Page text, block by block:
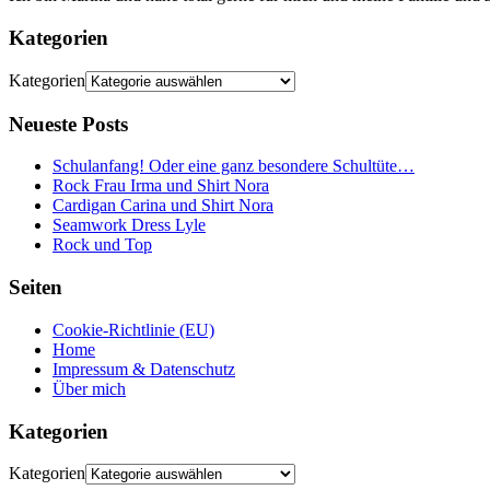
Kategorien
Kategorien
Neueste Posts
Schulanfang! Oder eine ganz besondere Schultüte…
Rock Frau Irma und Shirt Nora
Cardigan Carina und Shirt Nora
Seamwork Dress Lyle
Rock und Top
Seiten
Cookie-Richtlinie (EU)
Home
Impressum & Datenschutz
Über mich
Kategorien
Kategorien